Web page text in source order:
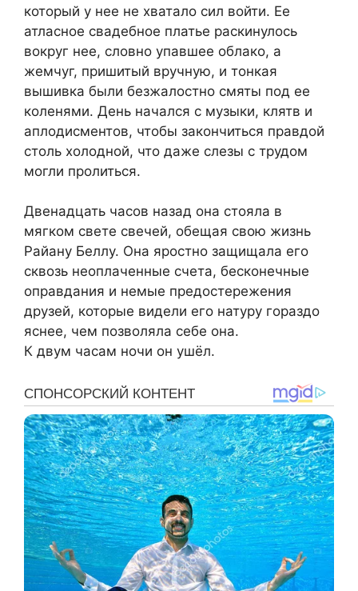
который у нее не хватало сил войти. Ее
атласное свадебное платье раскинулось
вокруг нее, словно упавшее облако, а
жемчуг, пришитый вручную, и тонкая
вышивка были безжалостно смяты под ее
коленями. День начался с музыки, клятв и
аплодисментов, чтобы закончиться правдой
столь холодной, что даже слезы с трудом
могли пролиться.
Двенадцать часов назад она стояла в
мягком свете свечей, обещая свою жизнь
Райану Беллу. Она яростно защищала его
сквозь неоплаченные счета, бесконечные
оправдания и немые предостережения
друзей, которые видели его натуру гораздо
яснее, чем позволяла себе она.
К двум часам ночи он ушёл.